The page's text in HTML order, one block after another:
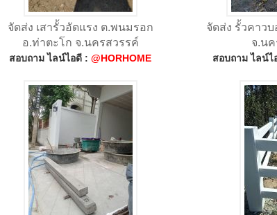
จัดส่ง เสารั้วอัดแรง ต.พนมรอก
อ.ท่าตะโก จ.นครสวรรค์
สอบถาม ไลน์ไอดี :@HORHOME
จัดส่ง รั้วคาว
จ.น
สอบถาม ไลน์ไ